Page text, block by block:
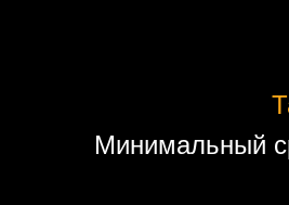
Минимальный